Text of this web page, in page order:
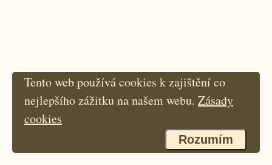
Tento web používá cookies k zajištění co
nejlepšího zážitku na našem webu. Zásady
cookies
Rozumím